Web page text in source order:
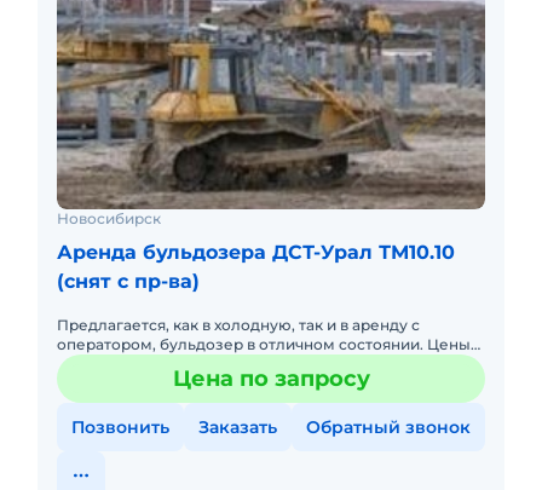
Новосибирск
Аренда бульдозера ДСТ-Урал ТМ10.10
(снят с пр-ва)
Предлагается, как в холодную, так и в аренду с
оператором, бульдозер в отличном состоянии. Цены
договорные и зависят от сроков. Форма оплаты любая.
Цена по запросу
Позвонить Заказать Обратный звонок